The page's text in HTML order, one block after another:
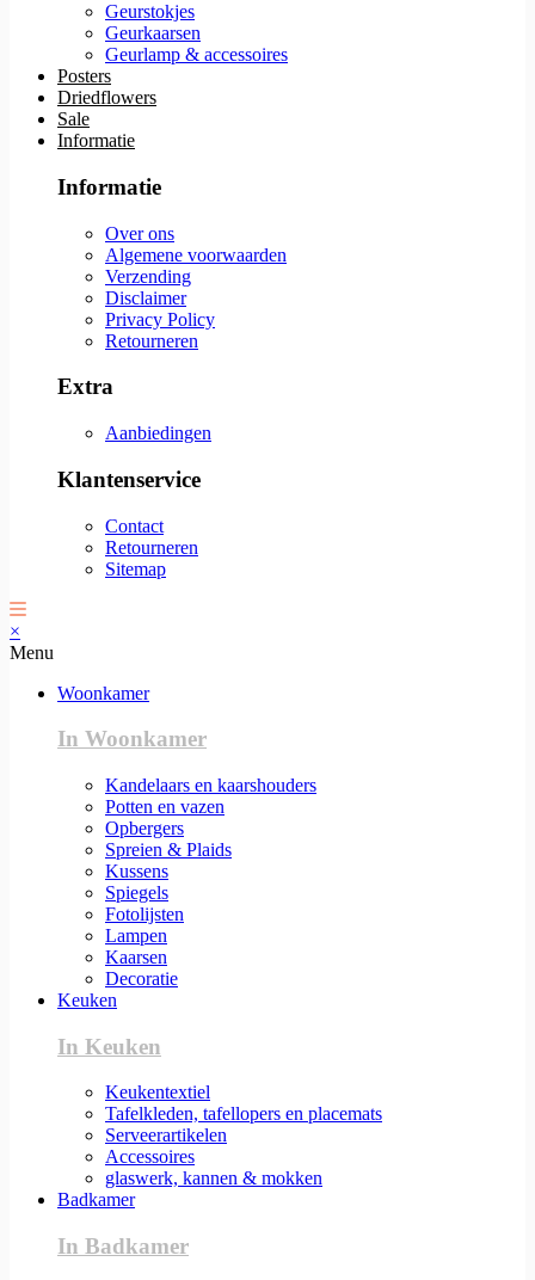
Geurstokjes
Geurkaarsen
Geurlamp & accessoires
Posters
Driedflowers
Sale
Informatie
Informatie
Over ons
Algemene voorwaarden
Verzending
Disclaimer
Privacy Policy
Retourneren
Extra
Aanbiedingen
Klantenservice
Contact
Retourneren
Sitemap
×
Menu
Woonkamer
In Woonkamer
Kandelaars en kaarshouders
Potten en vazen
Opbergers
Spreien & Plaids
Kussens
Spiegels
Fotolijsten
Lampen
Kaarsen
Decoratie
Keuken
In Keuken
Keukentextiel
Tafelkleden, tafellopers en placemats
Serveerartikelen
Accessoires
glaswerk, kannen & mokken
Badkamer
In Badkamer